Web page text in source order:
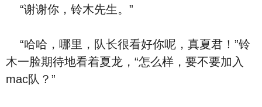
“谢谢你，铃木先生。”
“哈哈，哪里，队长很看好你呢，真夏君！”铃
木一脸期待地看着夏龙，“怎么样，要不要加入
mac队？”